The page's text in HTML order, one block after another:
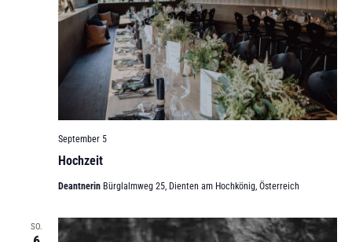
Hochzeit
September 5
Deantnerin Bürglalmweg 25, Dienten am Hochkönig, Österreich
SO.